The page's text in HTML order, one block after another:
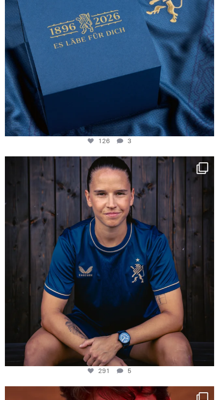
126 3
NIE USENAND GAH
Some anniversaries
291
5
291 5
One last dance at home